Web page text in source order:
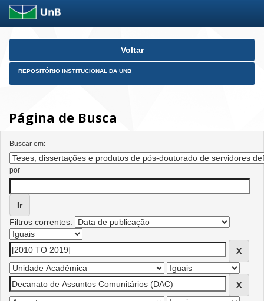
Skip
Voltar
REPOSITÓRIO INSTITUCIONAL DA UNB
Página de Busca
Buscar em:
por
Filtros correntes: